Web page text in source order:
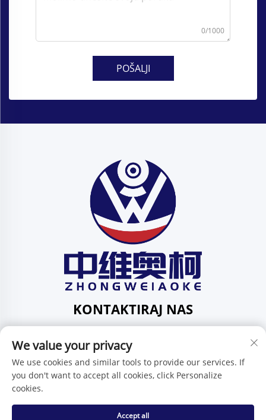
0/1000
POŠALJI
KONTAKTIRAJ NAS
Pingdi, Shenzhen, Guangdong, Kina
Tel:+86-15986647296
E-mail: [email protected]
We value your privacy
We use cookies and similar tools to provide our services. If
you don't want to accept all cookies, click Personalize
cookies.
Accept all